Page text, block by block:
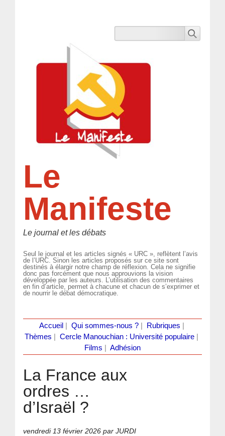
Le
Manifeste
Le journal et les débats
Seul le journal et les articles signés « URC », reflètent l’avis
de l’URC. Sinon les articles proposés sur ce site sont
destinés à élargir notre champ de réflexion. Cela ne signifie
donc pas forcément que nous approuvions la vision
développée par les auteurs. L’utilisation des commentaires
en fin d’article, permet à chacune et chacun de s’exprimer et
de nourrir le débat démocratique.
Accueil Qui sommes-nous ?| Rubriques
Thèmes
Cercle Manouchian : Université populaire
Films
Adhésion
La France aux
ordres …
d’Israël ?
vendredi 13 février 2026 par JURDI